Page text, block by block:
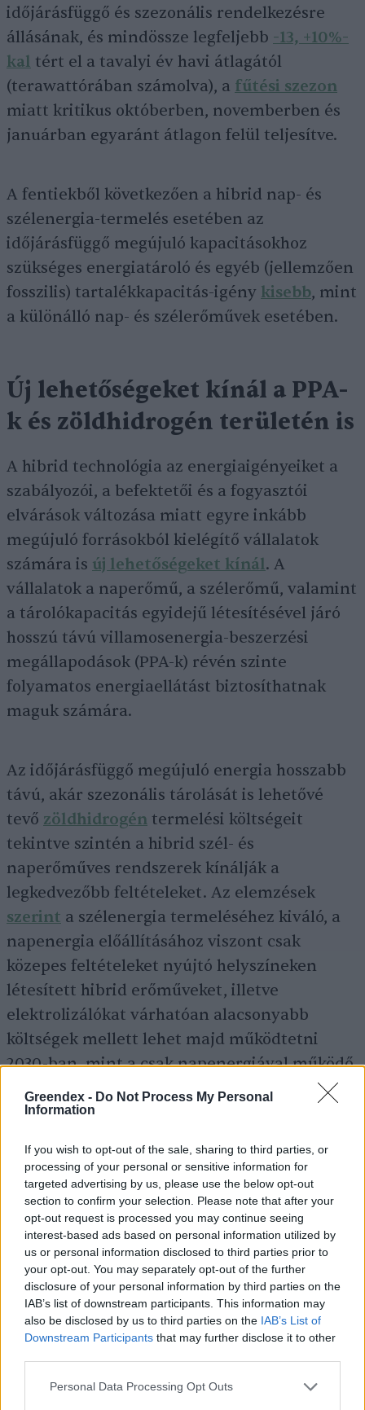
Greendex - Do Not Process My Personal
Information
If you wish to opt-out of the sale, sharing to third parties, or
processing of your personal or sensitive information for
targeted advertising by us, please use the below opt-out
section to confirm your selection. Please note that after your
opt-out request is processed you may continue seeing
interest-based ads based on personal information utilized by
us or personal information disclosed to third parties prior to
your opt-out. You may separately opt-out of the further
disclosure of your personal information by third parties on the
IAB’s list of downstream participants. This information may
also be disclosed by us to third parties on the IAB’s List of
Downstream Participants that may further disclose it to other
Personal Data Processing Opt Outs
időjárásfüggő és szezonális rendelkezésre
állásának, és mindössze legfeljebb -13, +10%-
kal tért el a tavalyi év havi átlagától
(terawattórában számolva), a fűtési szezon
miatt kritikus októberben, novemberben és
januárban egyaránt átlagon felül teljesítve.
A fentiekből következően a hibrid nap- és
szélenergia-termelés esetében az
időjárásfüggő megújuló kapacitásokhoz
szükséges energiatároló és egyéb (jellemzően
fosszilis) tartalékkapacitás-igény kisebb, mint
a különálló nap- és szélerőművek esetében.
Új lehetőségeket kínál a PPA-
k és zöldhidrogén területén is
A hibrid technológia az energiaigényeiket a
szabályozói, a befektetői és a fogyasztói
elvárások változása miatt egyre inkább
megújuló forrásokból kielégítő vállalatok
számára is új lehetőségeket kínál. A
vállalatok a naperőmű, a szélerőmű, valamint
a tárolókapacitás egyidejű létesítésével járó
hosszú távú villamosenergia-beszerzési
megállapodások (PPA-k) révén szinte
folyamatos energiaellátást biztosíthatnak
maguk számára.
Az időjárásfüggő megújuló energia hosszabb
távú, akár szezonális tárolását is lehetővé
tevő zöldhidrogén termelési költségeit
tekintve szintén a hibrid szél- és
naperőműves rendszerek kínálják a
legkedvezőbb feltételeket. Az elemzések
szerint a szélenergia termeléséhez kiváló, a
napenergia előállításához viszont csak
közepes feltételeket nyújtó helyszíneken
létesített hibrid erőműveket, illetve
elektrolizálókat várhatóan alacsonyabb
költségek mellett lehet majd működtetni
2030-ban, mint a csak napenergiával működő
rendszereket.
A hibrid technológia új lehetőségeket is nyújt.
Kép: pexels
A tenger is besegít